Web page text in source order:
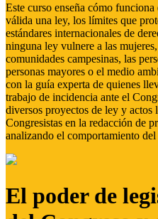
Este curso enseña cómo
válida una ley, los límites que
estándares internacionales de
ninguna ley vulnere a las
comunidades campesinas, las
personas mayores o el medio
con la guía experta de quienes
trabajo de incidencia ante el
diversos proyectos de ley y actos
Congresistas en la redacción de
analizando el comportamiento
El poder de